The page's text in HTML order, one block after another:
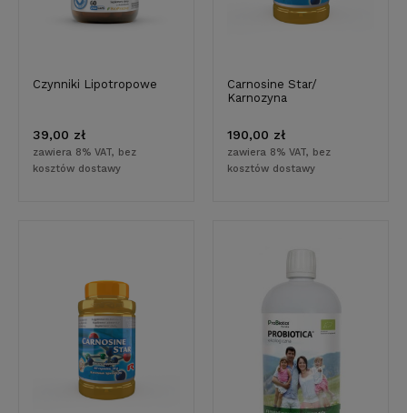
Czynniki Lipotropowe
39,00 zł
zawiera 8% VAT, bez
kosztów dostawy
Carnosine Star/
Karnozyna
190,00 zł
zawiera 8% VAT, bez
kosztów dostawy